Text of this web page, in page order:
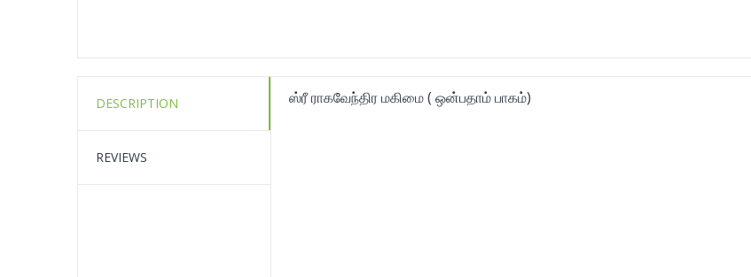
DESCRIPTION
REVIEWS
ஸ்ரீ ராகவேந்திர மகிமை ( ஒன்பதாம் பாகம்)